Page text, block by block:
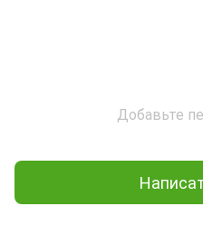
Добавьте